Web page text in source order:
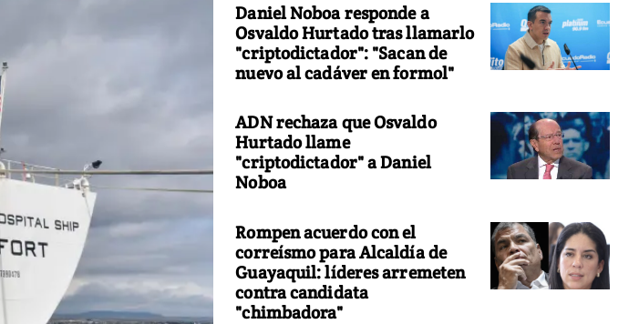
Daniel Noboa responde a
Osvaldo Hurtado tras llamarlo
"criptodictador": "Sacan de
nuevo al cadáver en formol"
ADN rechaza que Osvaldo
Hurtado llame
"criptodictador" a Daniel
Noboa
Rompen acuerdo con el
correísmo para Alcaldía de
Guayaquil: líderes arremeten
contra candidata
"chimbadora"